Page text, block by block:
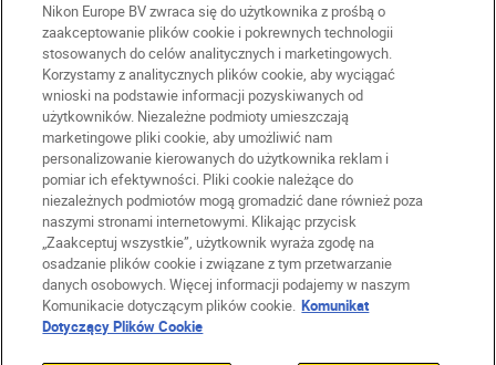
PL Nikon Sites
Skontaktuj się z nami
Oświadczenie dotyczące prywatności
Warunki użytkowania
Warunki korzystania z Nikon Store
Komunikat dotyczący plików cookie
Dostępność
Ustawienia plików cookie
© 2026 Nikon
Nikon Europe BV zwraca się do użytkownika z prośbą o
zaakceptowanie plików cookie i pokrewnych technologii
stosowanych do celów analitycznych i marketingowych.
Korzystamy z analitycznych plików cookie, aby wyciągać
wnioski na podstawie informacji pozyskiwanych od
użytkowników. Niezależne podmioty umieszczają
marketingowe pliki cookie, aby umożliwić nam
personalizowanie kierowanych do użytkownika reklam i
pomiar ich efektywności. Pliki cookie należące do
niezależnych podmiotów mogą gromadzić dane również poza
naszymi stronami internetowymi. Klikając przycisk
„Zaakceptuj wszystkie”, użytkownik wyraża zgodę na
osadzanie plików cookie i związane z tym przetwarzanie
danych osobowych. Więcej informacji podajemy w naszym
Komunikacie dotyczącym plików cookie. Komunikat
Dotyczący Plików Cookie